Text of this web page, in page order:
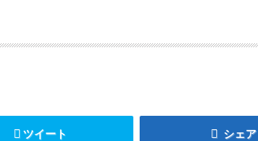
ツイート シェア